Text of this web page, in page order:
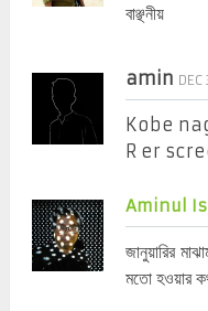
বাঞ্ছনীয়
amin
Kobe
R er
Aminul
জানুয়ারির
মতো হওয়ার